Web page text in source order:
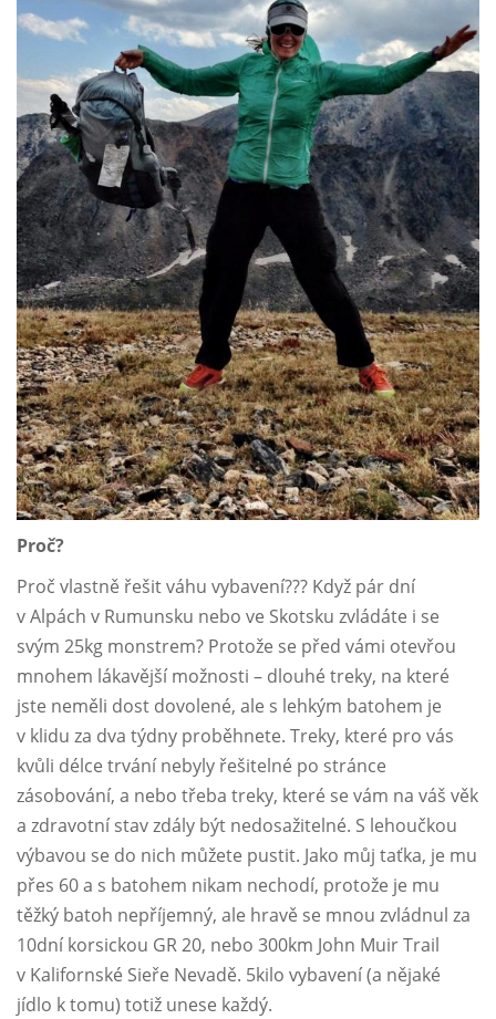
Proč?
Proč vlastně řešit váhu vybavení??? Když pár dní
v Alpách v Rumunsku nebo ve Skotsku zvládáte i se
svým 25kg monstrem? Protože se před vámi otevřou
mnohem lákavější možnosti – dlouhé treky, na které
jste neměli dost dovolené, ale s lehkým batohem je
v klidu za dva týdny proběhnete. Treky, které pro vás
kvůli délce trvání nebyly řešitelné po stránce
zásobování, a nebo třeba treky, které se vám na váš věk
a zdravotní stav zdály být nedosažitelné. S lehoučkou
výbavou se do nich můžete pustit. Jako můj taťka, je mu
přes 60 a s batohem nikam nechodí, protože je mu
těžký batoh nepříjemný, ale hravě se mnou zvládnul za
10dní korsickou GR 20, nebo 300km John Muir Trail
v Kalifornské Sieře Nevadě. 5kilo vybavení (a nějaké
jídlo k tomu) totiž unese každý.